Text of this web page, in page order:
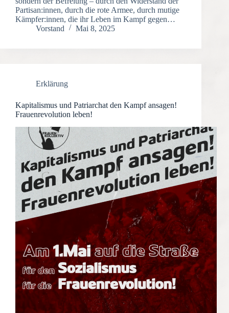
Partisan:innen, durch die rote Armee, durch mutige
Kämpfer:innen, die ihr Leben im Kampf gegen…
Vorstand
Mai 8, 2025
Erklärung
Kapitalismus und Patriarchat den Kampf ansagen!
Frauenrevolution leben!